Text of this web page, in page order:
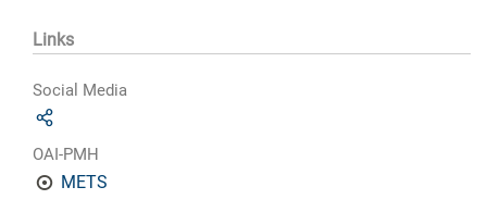
Links
Social Media
OAI-PMH
METS